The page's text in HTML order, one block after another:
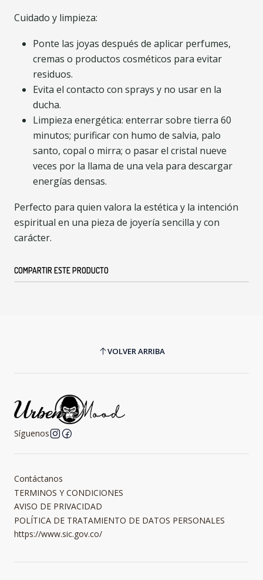
Cuidado y limpieza:
Ponte las joyas después de aplicar perfumes,
cremas o productos cosméticos para evitar
residuos.
Evita el contacto con sprays y no usar en la
ducha.
Limpieza energética: enterrar sobre tierra 60
minutos; purificar con humo de salvia, palo
santo, copal o mirra; o pasar el cristal nueve
veces por la llama de una vela para descargar
energías densas.
Perfecto para quien valora la estética y la intención
espiritual en una pieza de joyería sencilla y con
carácter.
COMPARTIR ESTE PRODUCTO
VOLVER ARRIBA
Síguenos
Contáctanos
TERMINOS Y CONDICIONES
AVISO DE PRIVACIDAD
POLÍTICA DE TRATAMIENTO DE DATOS PERSONALES
https://www.sic.gov.co/